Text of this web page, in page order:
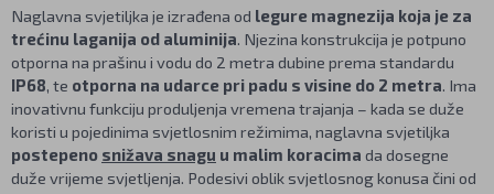
Naglavna svjetiljka je izrađena od legure magnezija koja je za
trećinu laganija od aluminija. Njezina konstrukcija je potpuno
otporna na prašinu i vodu do 2 metra dubine prema standardu
IP68, te otporna na udarce pri padu s visine do 2 metra. Ima
inovativnu funkciju produljenja vremena trajanja – kada se duže
koristi u pojedinima svjetlosnim režimima, naglavna svjetiljka
postepeno snižava snagu u malim koracima da dosegne
duže vrijeme svjetljenja. Podesivi oblik svjetlosnog konusa čini od